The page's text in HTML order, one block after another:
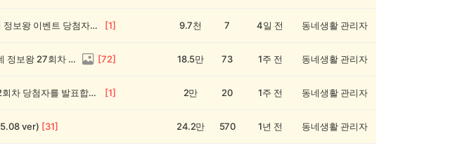
💰[당첨자 발표] 26회차 우리 동네 정보왕 이벤트 당첨자를 발표합니다! [1] 9.7천 7 4일 전 동네생활 관리자
💸 전원 2,000캐시 지급! 우리 동네 정보왕 27회차 (~8/10) [72] 18.5만 73 1주 전 동네생활 관리자
💰[당첨자 발표] 우리 동네 썰전 12회차 당첨자를 발표합니다! [1] 2만 20 1주 전 동네생활 관리자
ver) [31] 24.2만 570 1년 전 동네생활 관리자